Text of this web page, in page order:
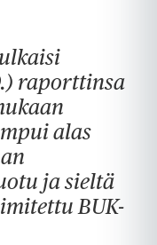
raporttinsa
alas
ja sieltä
BUK-